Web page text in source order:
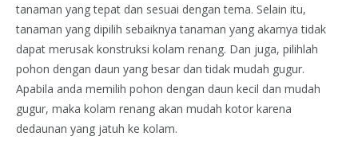
tanaman yang tepat dan sesuai dengan tema. Selain itu,
tanaman yang dipilih sebaiknya tanaman yang akarnya tidak
dapat merusak konstruksi kolam renang. Dan juga, pilihlah
pohon dengan daun yang besar dan tidak mudah gugur.
Apabila anda memilih pohon dengan daun kecil dan mudah
gugur, maka kolam renang akan mudah kotor karena
dedaunan yang jatuh ke kolam.